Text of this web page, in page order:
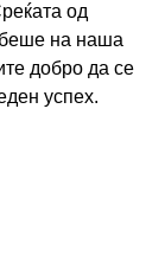
од
на наша
добро да се
успех.